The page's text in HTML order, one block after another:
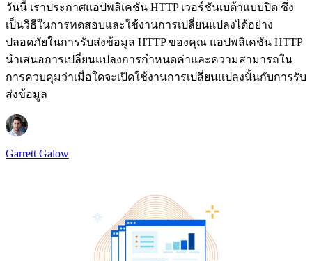
วันนี้ เราประกาศแอปพลิเคชัน HTTP เวอร์ชันเบต้าแบบปิด ซึ่ง
เป็นวิธีในการทดสอบและใช้งานการเปลี่ยนแปลงได้อย่าง
ปลอดภัยในการรับส่งข้อมูล HTTP ของคุณ แอปพลิเคชัน HTTP
นำเสนอการเปลี่ยนแปลงการกำหนดค่าและความสามารถใน
การควบคุมว่าเมื่อใดจะเปิดใช้งานการเปลี่ยนแปลงนั้นกับการรับ
ส่งข้อมูล
Garrett Galow